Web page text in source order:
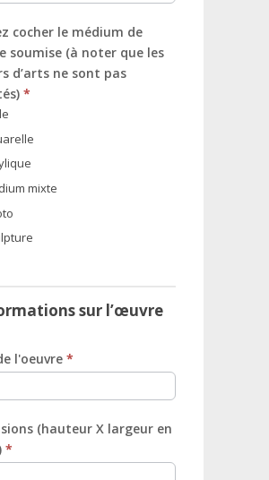
cocher le médium de
soumise (à noter que les
d’arts ne sont pas
*
mixte
sur l’œuvre
l'oeuvre *
(hauteur X largeur en
*